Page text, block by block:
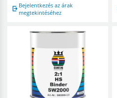
Bejelentkezés az árak
megtekintéséhez